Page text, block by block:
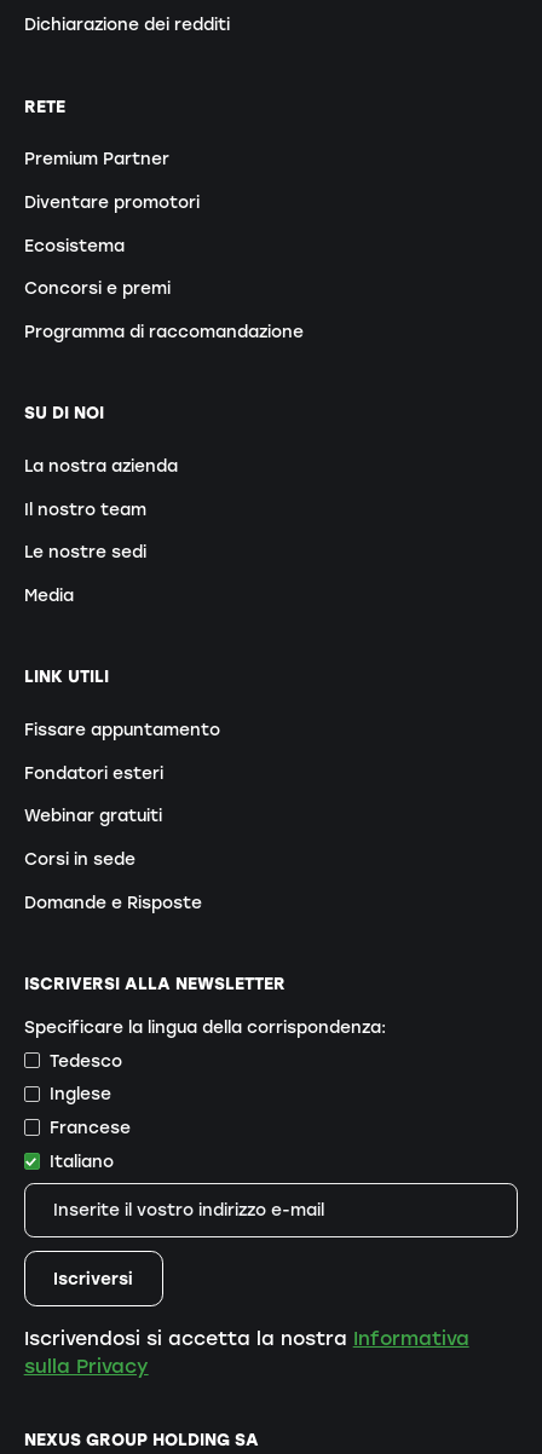
Dichiarazione dei redditi
RETE
Premium Partner
Diventare promotori
Ecosistema
Concorsi e premi
Programma di raccomandazione
SU DI NOI
La nostra azienda
Il nostro team
Le nostre sedi
Media
LINK UTILI
Fissare appuntamento
Fondatori esteri
Webinar gratuiti
Corsi in sede
Domande e Risposte
NEXUS GROUP HOLDING SA
ISCRIVERSI ALLA NEWSLETTER
Specificare la lingua della corrispondenza:
Tedesco
Inglese
Francese
Italiano
Iscrivendosi si accetta la nostra Informativa
sulla Privacy